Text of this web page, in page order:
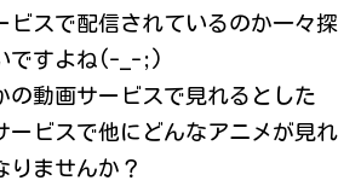
ビスで配信されているのか一々探
ですよね(-_-;)
の動画サービスで見れるとした
ービスで他にどんなアニメが見れ
りませんか？